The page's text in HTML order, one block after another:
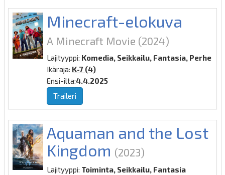
Minecraft-elokuva
A Minecraft Movie (2024)
Lajityyppi: Komedia, Seikkailu, Fantasia, Perhe
Ikäraja: K-7 (4)
Ensi-ilta:4.4.2025
Traileri
Aquaman and the Lost
Kingdom (2023)
Lajityyppi: Toiminta, Seikkailu, Fantasia